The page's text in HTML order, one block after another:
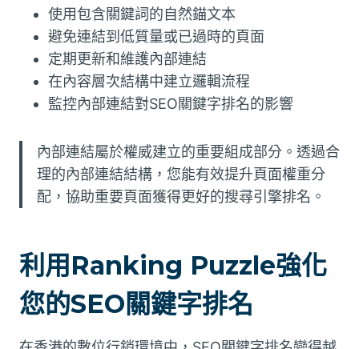
使用包含關鍵詞的自然錨文本
避免連結到低質量或已過時的頁面
定期更新和維護內部連結
在內容層次結構中建立邏輯流程
監控內部連結對SEO關鍵字排名的影響
內部連結屬於權威建立的重要組成部分。透過合
理的內部連結結構，您能有效提升頁面權重分
配，協助重要頁面獲得更好的搜尋引擎排名。
利用Ranking Puzzle強化
您的SEO關鍵字排名